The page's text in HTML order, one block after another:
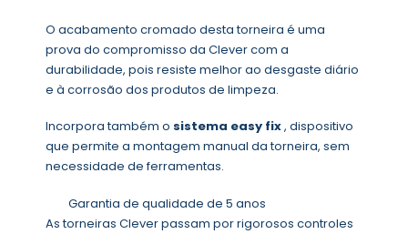
O acabamento cromado desta torneira é uma
prova do compromisso da Clever com a
durabilidade, pois resiste melhor ao desgaste diário
e à corrosão dos produtos de limpeza.
Incorpora também o sistema easy fix, dispositivo
que permite a montagem manual da torneira, sem
necessidade de ferramentas.
Garantia de qualidade de 5 anos
As torneiras Clever passam por rigorosos controles